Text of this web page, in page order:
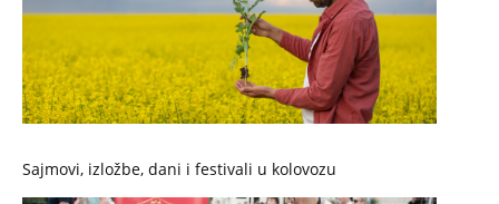
Sajmovi, izložbe, dani i festivali u kolovozu